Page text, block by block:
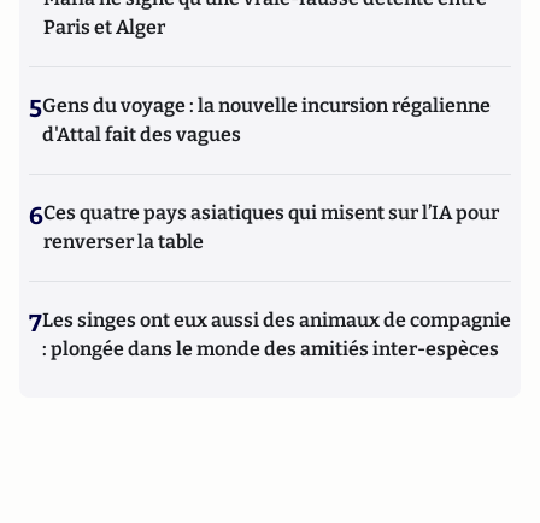
Paris et Alger
5Gens du voyage : la nouvelle incursion régalienne
d'Attal fait des vagues
6Ces quatre pays asiatiques qui misent sur l’IA pour
renverser la table
7Les singes ont eux aussi des animaux de compagnie
: plongée dans le monde des amitiés inter-espèces